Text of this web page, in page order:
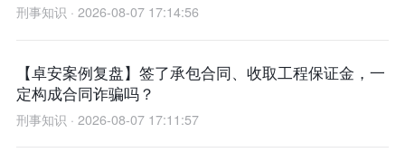
刑事知识 · 2026-08-07 17:14:56
【卓安案例复盘】签了承包合同、收取工程保证金，一
定构成合同诈骗吗？
刑事知识 · 2026-08-07 17:11:57